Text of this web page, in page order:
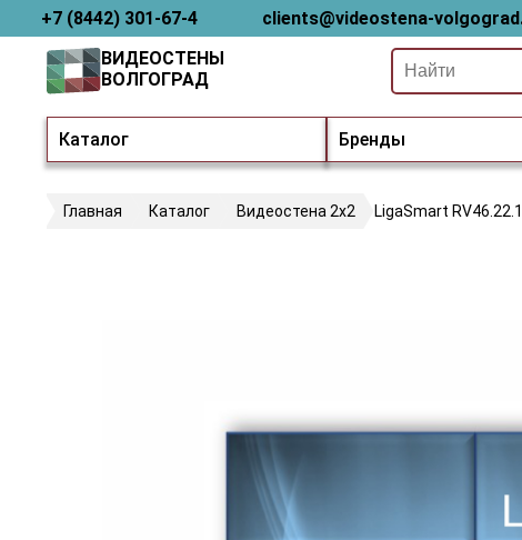
+7 (8442) 301-67-4 clients@videostena-
Каталог Бренды
ВИДЕОСТЕНЫ
ВОЛГОГРАД
Главная Каталог Видеостена 2x2 LigaSmart